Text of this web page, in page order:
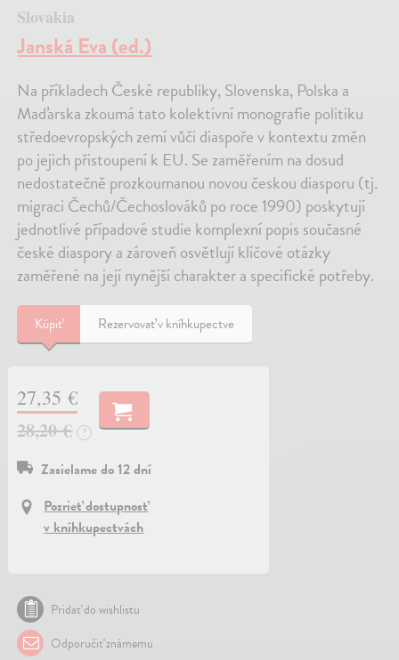
Slovakia
Janská Eva (ed.)
Na příkladech České republiky, Slovenska, Polska a
Maďarska zkoumá tato kolektivní monografie politiku
středoevropských zemí vůči diaspoře v kontextu změn
po jejich přistoupení k EU. Se zaměřením na dosud
nedostatečně prozkoumanou novou českou diasporu (tj.
migraci Čechů/Čechoslováků po roce 1990) poskytují
jednotlivé případové studie komplexní popis současné
české diaspory a zároveň osvětlují klíčové otázky
zaměřené na její nynější charakter a specifické potřeby.
Kúpiť Rezervovať v kníhkupectve
27,35 €
28,20 €
?
Zasielame do 12 dní
Pozrieť dostupnosť
v kníhkupectvách
Pridať do wishlistu
Odporučiť známemu